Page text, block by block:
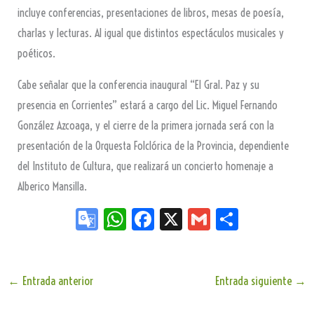
incluye conferencias, presentaciones de libros, mesas de poesía,
charlas y lecturas. Al igual que distintos espectáculos musicales y
poéticos.
Cabe señalar que la conferencia inaugural “El Gral. Paz y su
presencia en Corrientes” estará a cargo del Lic. Miguel Fernando
González Azcoaga, y el cierre de la primera jornada será con la
presentación de la Orquesta Folclórica de la Provincia, dependiente
del Instituto de Cultura, que realizará un concierto homenaje a
Alberico Mansilla.
Go W
Fa
X
G
← Entrada anterior Entrada siguiente →